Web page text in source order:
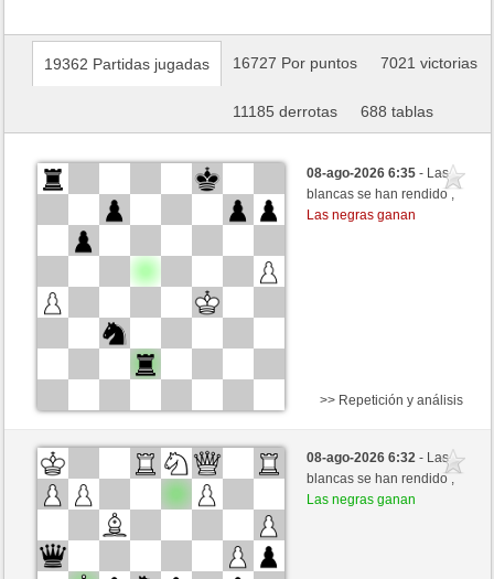
19362 Partidas jugadas 16727 Por puntos 7021 victorias
11185 derrotas 688 tablas
08-ago-2026 6:35- Las
blancas se han rendido ,
Las negras ganan
Negras
Margot50 (1229) (+12)
Blancas
ONURB-2 (1138) (-12)
Tiempo: 5 minutes/side + 8 seconds/move
Esta partida es por puntos
>> Repetición y análisis
08-ago-2026 6:32- Las
blancas se han rendido ,
Las negras ganan